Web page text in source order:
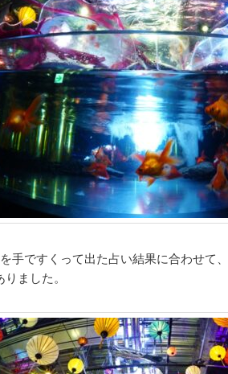
手ですくって出た占い結果に合わせて
ました。